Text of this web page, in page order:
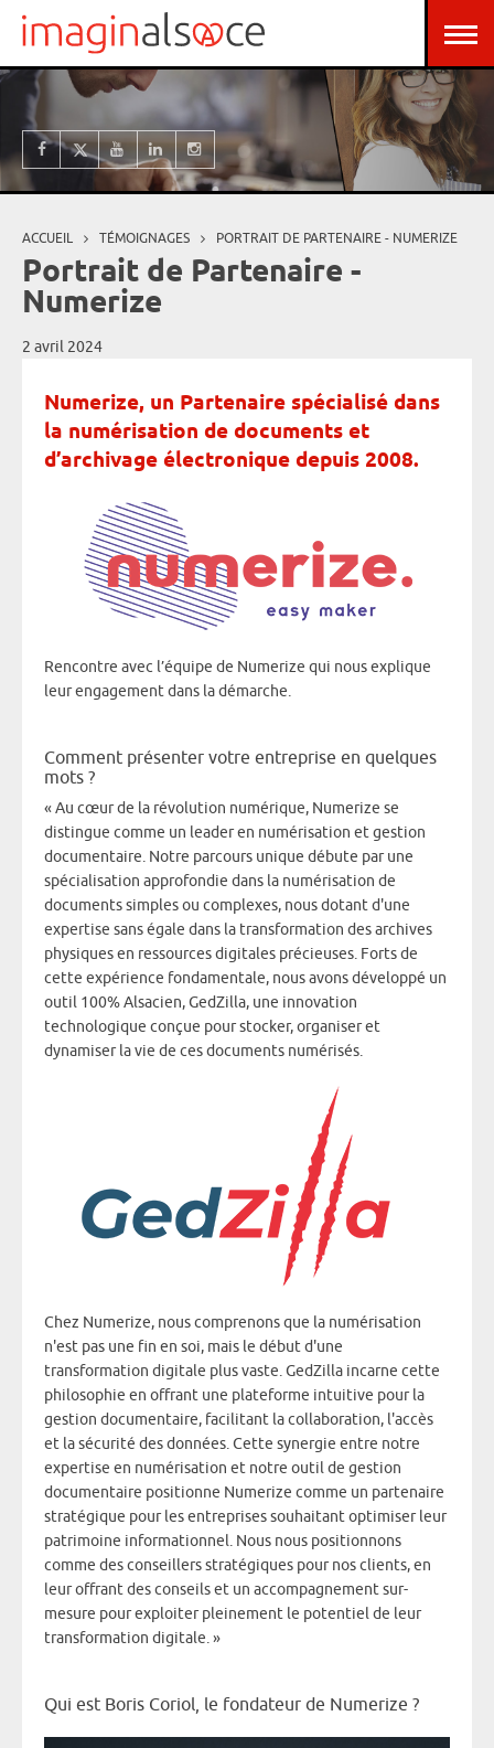
Aller au contenu principal
Vous êtes ici
ACCUEIL TÉMOIGNAGES PORTRAIT DE PARTENAIRE - NUMERIZE
Portrait de Partenaire -
Numerize
2 avril 2024
Numerize, un Partenaire spécialisé dans
la numérisation de documents et
d’archivage électronique depuis 2008.
Rencontre avec l’équipe de Numerize qui nous explique
leur engagement dans la démarche.
Comment présenter votre entreprise en quelques
mots ?
« Au cœur de la révolution numérique, Numerize se
distingue comme un leader en numérisation et gestion
documentaire. Notre parcours unique débute par une
spécialisation approfondie dans la numérisation de
documents simples ou complexes, nous dotant d'une
expertise sans égale dans la transformation des archives
physiques en ressources digitales précieuses. Forts de
cette expérience fondamentale, nous avons développé un
outil 100% Alsacien, GedZilla, une innovation
technologique conçue pour stocker, organiser et
dynamiser la vie de ces documents numérisés.
Chez Numerize, nous comprenons que la numérisation
n'est pas une fin en soi, mais le début d'une
transformation digitale plus vaste. GedZilla incarne cette
philosophie en offrant une plateforme intuitive pour la
gestion documentaire, facilitant la collaboration, l'accès
et la sécurité des données. Cette synergie entre notre
expertise en numérisation et notre outil de gestion
documentaire positionne Numerize comme un partenaire
stratégique pour les entreprises souhaitant optimiser leur
patrimoine informationnel. Nous nous positionnons
comme des conseillers stratégiques pour nos clients, en
leur offrant des conseils et un accompagnement sur-
mesure pour exploiter pleinement le potentiel de leur
transformation digitale. »
Qui est Boris Coriol, le fondateur de Numerize ?
Panneau de gestion des cookies